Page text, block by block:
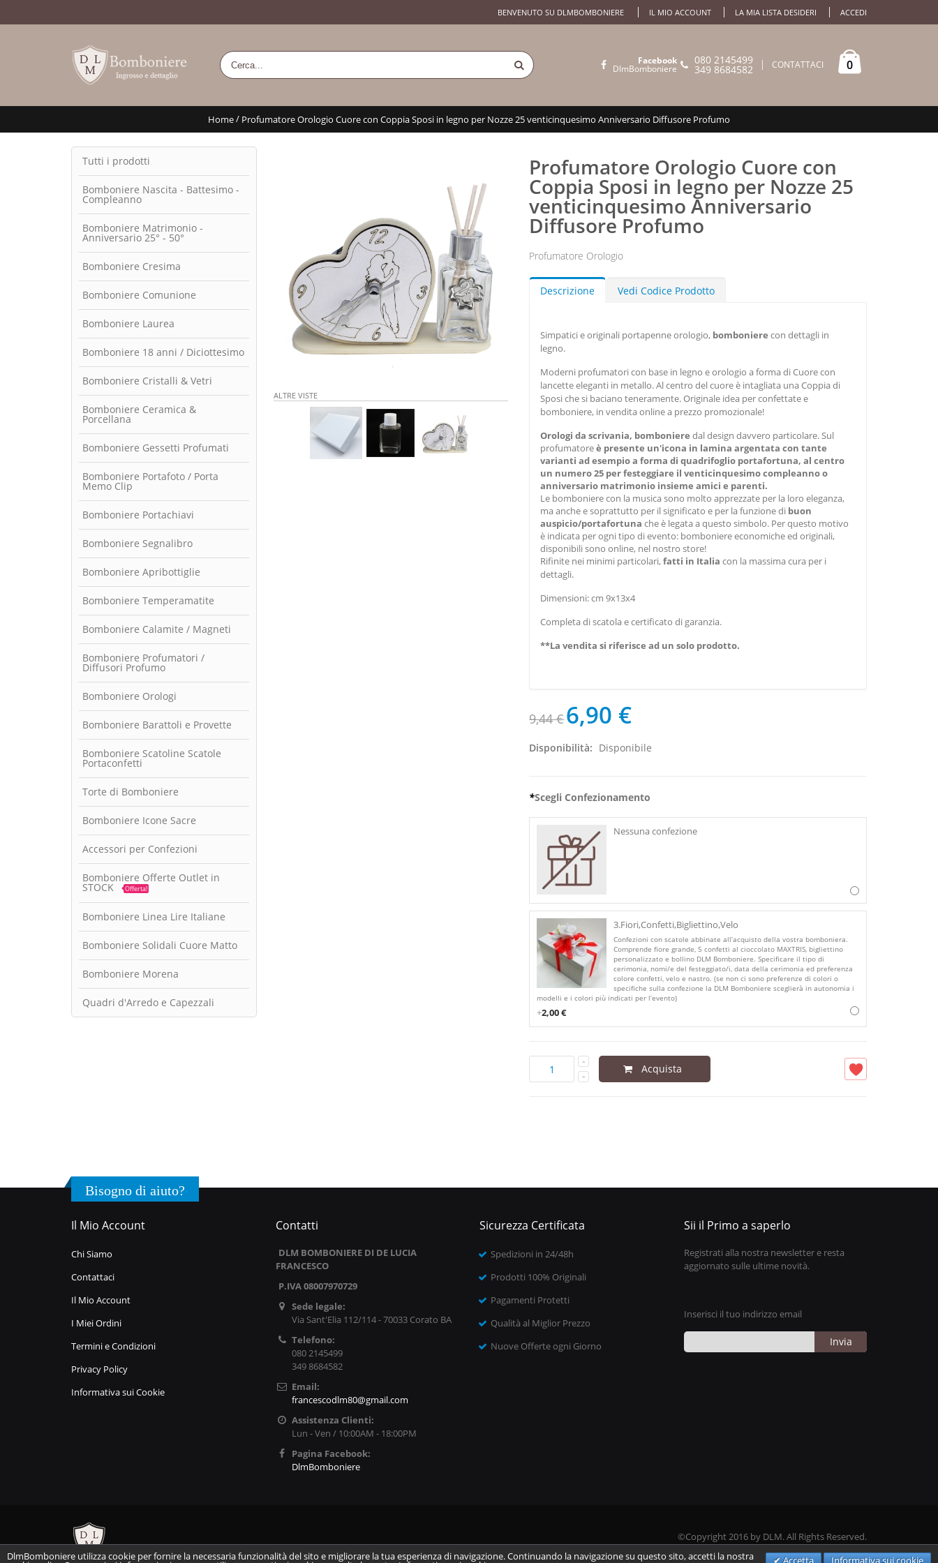
IL MIO ACCOUNT LA MIA LISTA DESIDERI ACCEDI
BENVENUTO SU DLMBOMBONIERE
Facebook
DlmBomboniere
080 2145499
349 8684582 CONTATTACI 0
Home/ Profumatore Orologio Cuore con Coppia Sposi in legno per Nozze 25 venticinquesimo Anniversario Diffusore Profumo
ALTRE VISTE
Profumatore Orologio Cuore con
Coppia Sposi in legno per Nozze 25
venticinquesimo Anniversario
Diffusore Profumo
Profumatore Orologio
Descrizione Vedi Codice Prodotto
Simpatici e originali portapenne orologio, bombonierecon dettagli in
legno.
Moderni profumatori con base in legno e orologio a forma di Cuore con
lancette eleganti in metallo. Al centro del cuore è intagliata una Coppia di
Sposi che si baciano teneramente. Originale idea per confettate e
bomboniere, in vendita online a prezzo promozionale!
Orologi da scrivania, bombonieredal design davvero particolare. Sul
profumatoreè presente un'icona in lamina argentata con tante
varianti ad esempio a forma di quadrifoglio portafortuna, al centro
un numero 25 per festeggiare il venticinquesimo compleanno o
anniversario matrimonio insieme amici e parenti.
Le bomboniere con la musica sono molto apprezzate per la loro eleganza,
ma anche e soprattutto per il significato e per la funzione di buon
auspicio/portafortuna che è legata a questo simbolo. Per questo motivo
è indicata per ogni tipo di evento: bomboniere economiche ed originali,
disponibili sono online, nel nostro store!
Rifinite nei minimi particolari,fatti in Italia con la massima cura per i
dettagli.
Dimensioni: cm 9x13x4
Completa di scatola e certificato di garanzia.
**La venditasi riferisce ad un solo prodotto.
9,44 €6,90 €
Disponibilità: Disponibile
*Scegli Confezionamento
Nessuna confezione
3.Fiori,Confetti,Bigliettino,Velo
Confezioni con scatole abbinate all’acquisto della vostra bomboniera.
Comprende fiore grande, 5 confetti al cioccolato MAXTRIS, bigliettino
personalizzato e bollino DLM Bomboniere. Specificare il tipo di
cerimonia, nomi/e del festeggiato/i, data della cerimonia ed preferenza
colore confetti, velo e nastro. (se non ci sono preferenze di colori o
specifiche sulla confezione la DLM Bomboniere sceglierà in autonomia i
modelli e i colori più indicati per l’evento)
+2,00 €
Acquista
Tutti i prodotti
Bomboniere Nascita - Battesimo -
Compleanno
Bomboniere Matrimonio -
Anniversario 25° - 50°
Bomboniere Cresima
Bomboniere Comunione
Bomboniere Laurea
Bomboniere 18 anni / Diciottesimo
Bomboniere Cristalli & Vetri
Bomboniere Ceramica &
Porcellana
Bomboniere Gessetti Profumati
Bomboniere Portafoto / Porta
Memo Clip
Bomboniere Portachiavi
Bomboniere Segnalibro
Bomboniere Apribottiglie
Bomboniere Temperamatite
Bomboniere Calamite / Magneti
Bomboniere Profumatori /
Diffusori Profumo
Bomboniere Orologi
Bomboniere Barattoli e Provette
Bomboniere Scatoline Scatole
Portaconfetti
Torte di Bomboniere
Bomboniere Icone Sacre
Accessori per Confezioni
Bomboniere Offerte Outlet in
STOCK Offerta!
Bomboniere Linea Lire Italiane
Bomboniere Solidali Cuore Matto
Bomboniere Morena
Quadri d'Arredo e Capezzali
Bisogno di aiuto?
Il Mio Account
Chi Siamo
Contattaci
Il Mio Account
I Miei Ordini
Termini e Condizioni
Privacy Policy
Informativa sui Cookie
Contatti
DLM BOMBONIERE DI DE LUCIA
FRANCESCO
P.IVA 08007970729
Sede legale:
Via Sant'Elia 112/114 - 70033 Corato BA
Telefono:
080 2145499
349 8684582
Email:
francescodlm80@gmail.com
Assistenza Clienti:
Lun - Ven / 10:00AM - 18:00PM
Pagina Facebook:
DlmBomboniere
Sicurezza Certificata
Spedizioni in 24/48h
Prodotti 100% Originali
Pagamenti Protetti
Qualità al Miglior Prezzo
Nuove Offerte ogni Giorno
Sii il Primo a saperlo
Registrati alla nostra newsletter e resta
aggiornato sulle ultime novità.
Inserisci il tuo indirizzo email
Invia
©Copyright 2016 by DLM. All Rights Reserved.
DlmBomboniere utilizza cookie per fornire la necessaria funzionalità del sito e migliorare la tua esperienza di navigazione. Continuando la navigazione su questo sito, accetti la nostra
Accetta Informativa sui cookie